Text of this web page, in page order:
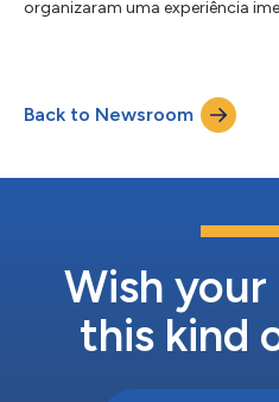
organizaram uma experiência
uma visão privilegiada do
Com Los Angeles como pano de
futebol para além do campo e p...
Back to Newsroom
Wish your
this kind